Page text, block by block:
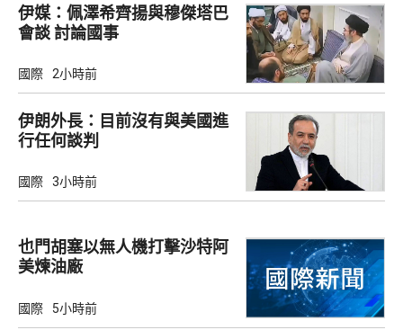
伊媒：佩澤希齊揚與穆傑塔巴
會談 討論國事
國際 2小時前
伊朗外長：目前沒有與美國進
行任何談判
國際 3小時前
也門胡塞以無人機打擊沙特阿
美煉油廠
國際 5小時前